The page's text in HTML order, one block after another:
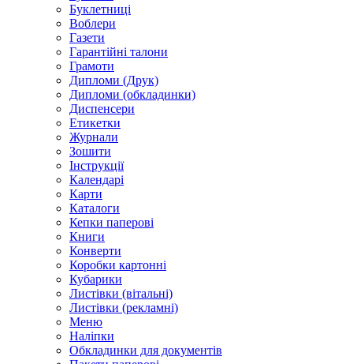
Буклетниці
Воблери
Газети
Гарантійні талони
Грамоти
Дипломи (Друк)
Дипломи (обкладинки)
Диспенсери
Етикетки
Журнали
Зошити
Інструкції
Календарі
Карти
Каталоги
Кепки паперові
Книги
Конверти
Коробки картонні
Кубарики
Листівки (вітальні)
Листівки (рекламні)
Меню
Наліпки
Обкладинки для документів